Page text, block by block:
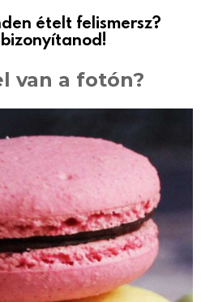
ételt felismersz?
van a fotón?